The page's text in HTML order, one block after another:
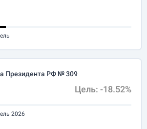
Президента РФ № 309
Цель: -18.52%
2026